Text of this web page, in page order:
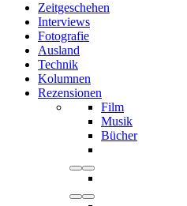
Zeitgeschehen
Interviews
Fotografie
Ausland
Technik
Kolumnen
Rezensionen
Film
Musik
Bücher